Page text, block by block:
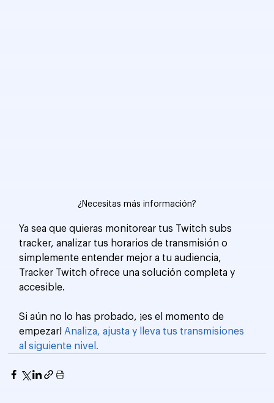
¿Necesitas más información?
Ya sea que quieras monitorear tus Twitch subs
tracker, analizar tus horarios de transmisión o
simplemente entender mejor a tu audiencia,
Tracker Twitch ofrece una solución completa y
accesible.
Si aún no lo has probado, ¡es el momento de
empezar! Analiza, ajusta y lleva tus transmisiones
al siguiente nivel.